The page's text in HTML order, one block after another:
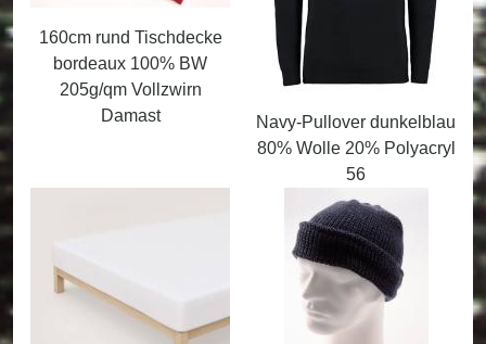
160cm rund Tischdecke
bordeaux 100% BW
205g/qm Vollzwirn
Damast
Navy-Pullover dunkelblau
80% Wolle 20% Polyacryl
56